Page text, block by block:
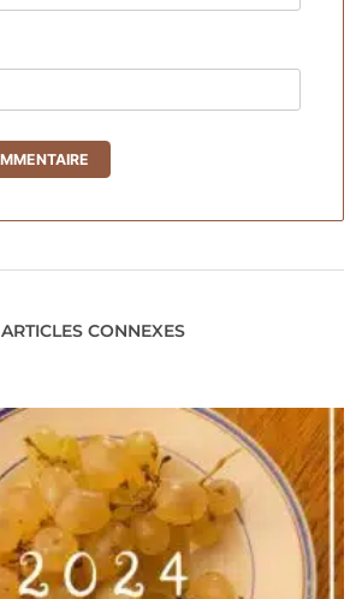
ARTICLES CONNEXES